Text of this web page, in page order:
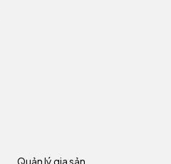
Quản lý gia sản